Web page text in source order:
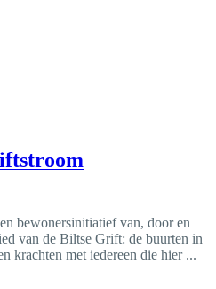
bewonersinitiatief van, door en
van de Biltse Grift: de buurten in
krachten met iedereen die hier ...